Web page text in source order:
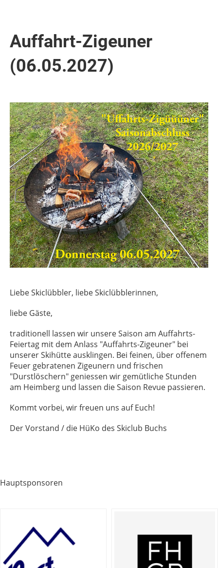
Auffahrt-Zigeuner
(06.05.2027)
Liebe Skiclübbler, liebe Skiclübblerinnen,
liebe Gäste,
traditionell lassen wir unsere Saison am Auffahrts-
Feiertag mit dem Anlass "Auffahrts-Zigeuner" bei
unserer Skihütte ausklingen. Bei feinen, über offenem
Feuer gebratenen Zigeunern und frischen
"Durstlöschern" geniessen wir gemütliche Stunden
am Heimberg und lassen die Saison Revue passieren.
Kommt vorbei, wir freuen uns auf Euch!
Der Vorstand / die HüKo des Skiclub Buchs
Hauptsponsoren